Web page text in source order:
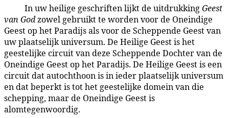
In uw heilige geschriften lijkt de uitdrukkingGeest
van Godzowel gebruikt te worden voor de Oneindige
Geest op het Paradijs als voor de Scheppende Geest van
uw plaatselijk universum. De Heilige Geest is het
geestelijke circuit van deze Scheppende Dochter van de
Oneindige Geest op het Paradijs. De Heilige Geest is een
circuit dat autochthoon is in ieder plaatselijk universum
en dat beperkt is tot het geestelijke domein van die
schepping, maar de Oneindige Geest is
alomtegenwoordig.